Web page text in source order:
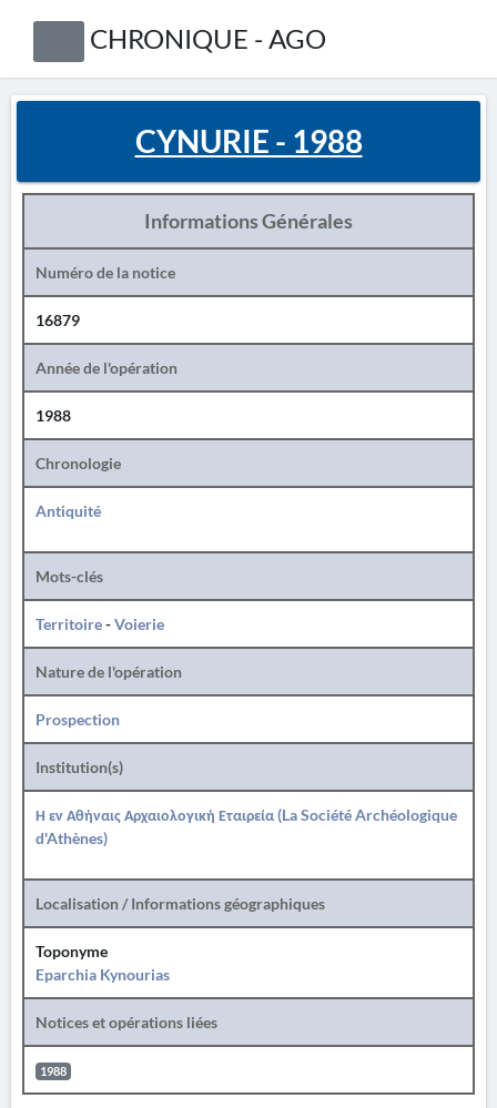
CHRONIQUE - AGO
CYNURIE - 1988
Informations Générales
Numéro de la notice
16879
Année de l'opération
1988
Chronologie
Antiquité
Mots-clés
Territoire-Voierie
Nature de l'opération
Prospection
Institution(s)
Η εν Αθήναις Αρχαιολογική Εταιρεία (La Société Archéologique
d'Athènes)
Localisation / Informations géographiques
Toponyme
Eparchia Kynourias
Notices et opérations liées
1988